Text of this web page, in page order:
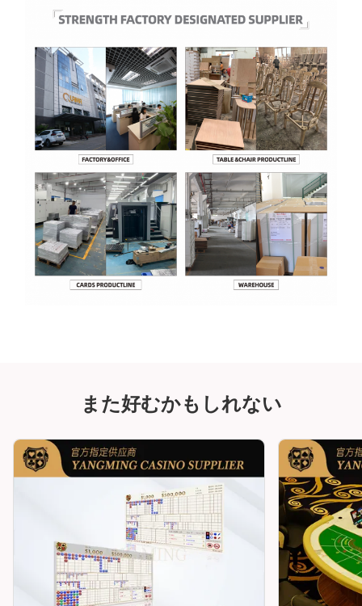
また好むかもしれない